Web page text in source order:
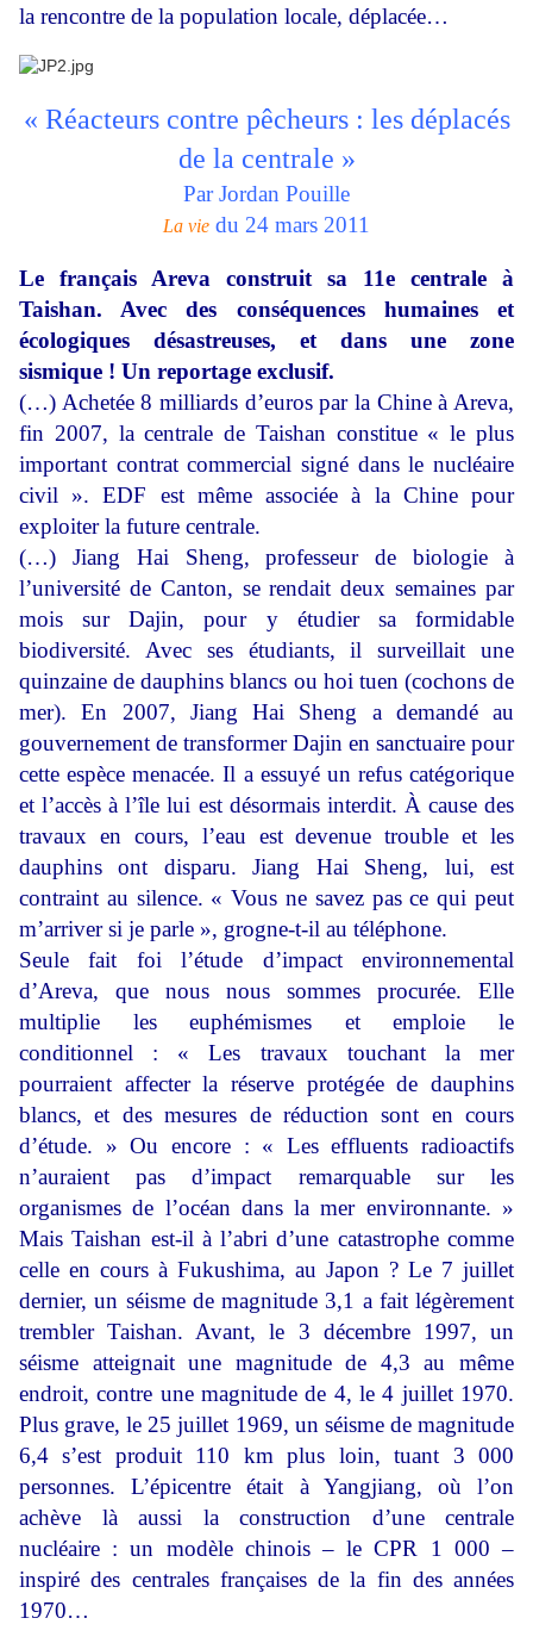
la rencontre de la population locale, déplacée…
« Réacteurs contre pêcheurs : les déplacés
de la centrale »
Par Jordan Pouille
La vie du 24 mars 2011
Le français Areva construit sa 11e centrale à
Taishan. Avec des conséquences humaines et
écologiques désastreuses, et dans une zone
sismique ! Un reportage exclusif.
(…) Achetée 8 milliards d’euros par la Chine à Areva,
fin 2007, la centrale de Taishan constitue « le plus
important contrat commercial signé dans le nucléaire
civil ». EDF est même associée à la Chine pour
exploiter la future centrale.
(…) Jiang Hai Sheng, professeur de biologie à
l’université de Canton, se rendait deux semaines par
mois sur Dajin, pour y étudier sa formidable
biodiversité. Avec ses étudiants, il surveillait une
quinzaine de dauphins blancs ou hoi tuen (cochons de
mer). En 2007, Jiang Hai Sheng a demandé au
gouvernement de transformer Dajin en sanctuaire pour
cette espèce menacée. Il a essuyé un refus catégorique
et l’accès à l’île lui est désormais interdit. À cause des
travaux en cours, l’eau est devenue trouble et les
dauphins ont disparu. Jiang Hai Sheng, lui, est
contraint au silence. « Vous ne savez pas ce qui peut
m’arriver si je parle », grogne-t-il au téléphone.
Seule fait foi l’étude d’impact environnemental
d’Areva, que nous nous sommes procurée. Elle
multiplie les euphémismes et emploie le
conditionnel : « Les travaux touchant la mer
pourraient affecter la réserve protégée de dauphins
blancs, et des mesures de réduction sont en cours
d’étude. » Ou encore : « Les effluents radioactifs
n’auraient pas d’impact remarquable sur les
organismes de l’océan dans la mer environnante. »
Mais Taishan est-il à l’abri d’une catastrophe comme
celle en cours à Fukushima, au Japon ? Le 7 juillet
dernier, un séisme de magnitude 3,1 a fait légèrement
trembler Taishan. Avant, le 3 décembre 1997, un
séisme atteignait une magnitude de 4,3 au même
endroit, contre une magnitude de 4, le 4 juillet 1970.
Plus grave, le 25 juillet 1969, un séisme de magnitude
6,4 s’est produit 110 km plus loin, tuant 3 000
personnes. L’épicentre était à Yangjiang, où l’on
achève là aussi la construction d’une centrale
nucléaire : un modèle chinois – le CPR 1 000 –
inspiré des centrales françaises de la fin des années
1970…